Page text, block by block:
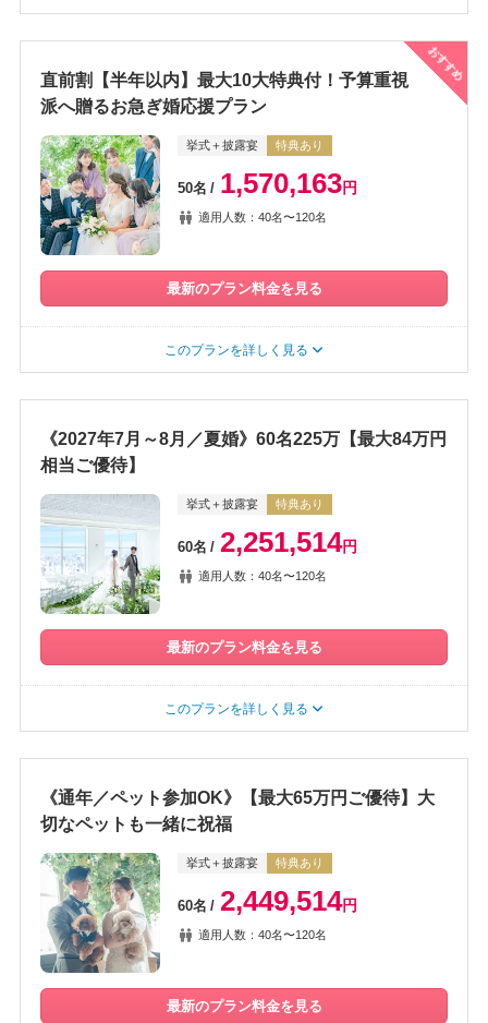
おすすめ
直前割【半年以内】最大10大特典付！予算重視
派へ贈るお急ぎ婚応援プラン
挙式＋披露宴 特典あり
50名 1,570,163円
適用人数：40名〜120名
最新のプラン料金を見る
このプランを詳しく見る
《2027年7月～8月／夏婚》60名225万【最大84万円
相当ご優待】
挙式＋披露宴 特典あり
60名 2,251,514円
適用人数：40名〜120名
最新のプラン料金を見る
このプランを詳しく見る
《通年／ペット参加OK》【最大65万円ご優待】大
切なペットも一緒に祝福
挙式＋披露宴 特典あり
60名 2,449,514円
適用人数：40名〜120名
最新のプラン料金を見る